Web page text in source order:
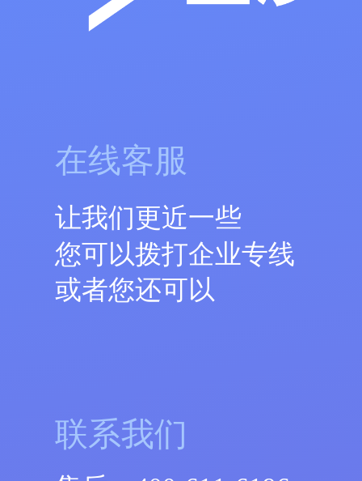
在线客服
让我们更近一些
您可以拨打企业专线
或者您还可以
联系我们